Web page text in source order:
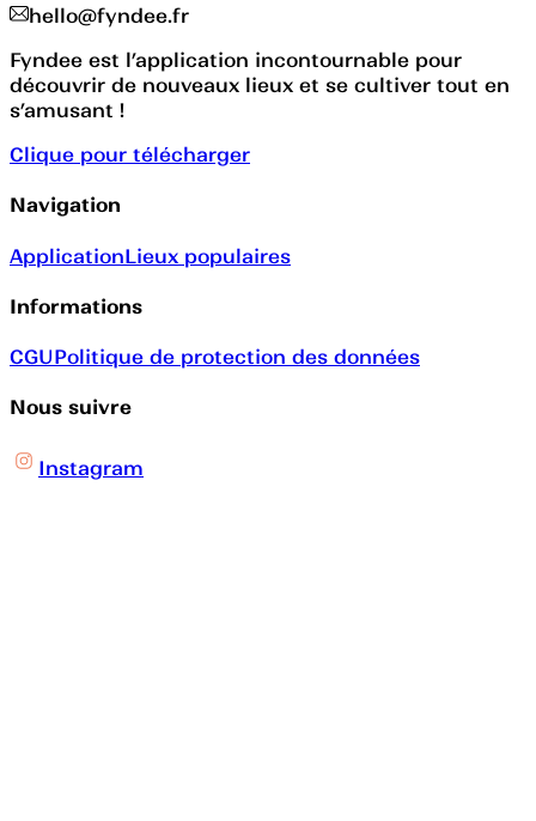
hello@fyndee.fr
Fyndee est l’application incontournable pour
découvrir de nouveaux lieux et se cultiver tout en
s’amusant !
Clique pour télécharger
Navigation
ApplicationLieux populaires
Informations
CGUPolitique de protection des données
Nous suivre
Instagram